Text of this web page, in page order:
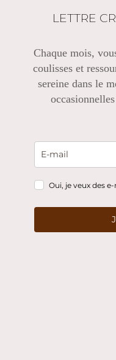
LETTRE
Chaque mois,
coulisses et
sereine dans le
Oui, je veux des e-